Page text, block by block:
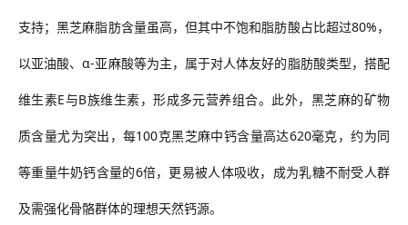
支持；黑芝麻脂肪含量虽高，但其中不饱和脂肪酸占比超过80%，
以亚油酸、α-亚麻酸等为主，属于对人体友好的脂肪酸类型，搭配
维生素E与B族维生素，形成多元营养组合。此外，黑芝麻的矿物
质含量尤为突出，每100克黑芝麻中钙含量高达620毫克，约为同
等重量牛奶钙含量的6倍，更易被人体吸收，成为乳糖不耐受人群
及需强化骨骼群体的理想天然钙源。